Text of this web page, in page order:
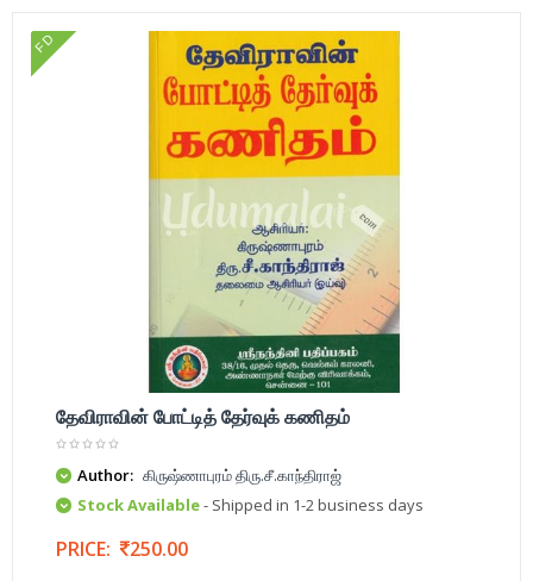
FD
தேவிராவின் போட்டித் தேர்வுக் கணிதம்
Author: கிருஷ்ணாபுரம் திரு.சீ.காந்திராஜ்
Stock Available- Shipped in 1-2 business days
PRICE: 250.00